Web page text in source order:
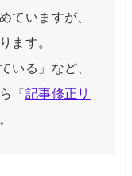
ていますが、
ます。
いる」など、
『記事修正リ